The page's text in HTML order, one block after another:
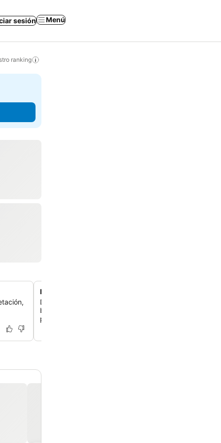
sesión Menú
ranking
Dos piscinas con ambientes diferentes
Date un chapuzón refrescante en la animada piscina
baja o en la tranquila piscina de la azotea, con
para relajarte y pasarlo bien.